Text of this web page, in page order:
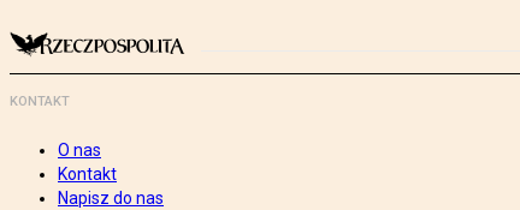
KONTAKT
O nas
Kontakt
Napisz do nas